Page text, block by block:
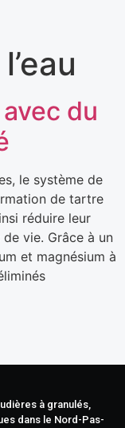
du
le système de
de tartre
réduire leur
vie. Grâce à un
et magnésium à
à granulés,
dans le Nord-Pas-